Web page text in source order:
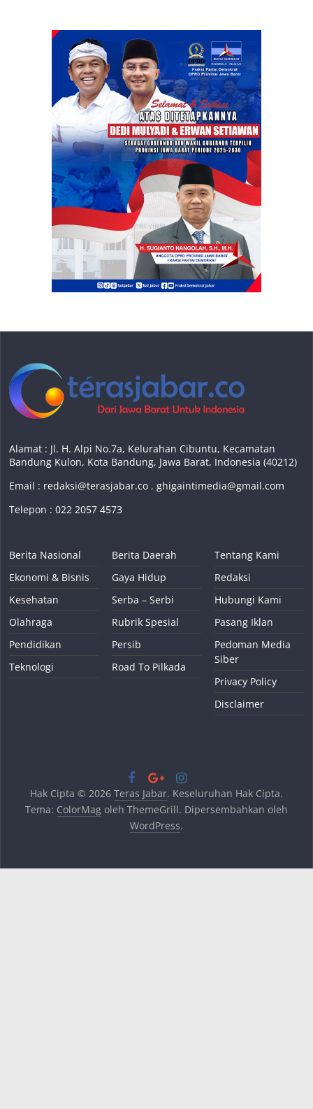
Alamat : Jl. H. Alpi No.7a, Kelurahan Cibuntu, Kecamatan
Bandung Kulon, Kota Bandung, Jawa Barat, Indonesia (40212)
Email : redaksi@terasjabar.co ,ghigaintimedia@gmail.com
Telepon : 022 2057 4573
Berita Nasional
Ekonomi & Bisnis
Kesehatan
Olahraga
Pendidikan
Teknologi
Berita Daerah
Gaya Hidup
Serba – Serbi
Rubrik Spesial
Persib
Road To Pilkada
Tentang Kami
Redaksi
Hubungi Kami
Pasang Iklan
Pedoman Media
Siber
Privacy Policy
Disclaimer
Hak Cipta © 2026 Teras Jabar. Keseluruhan Hak Cipta.
Tema: ColorMagoleh ThemeGrill. Dipersembahkan oleh
WordPress.